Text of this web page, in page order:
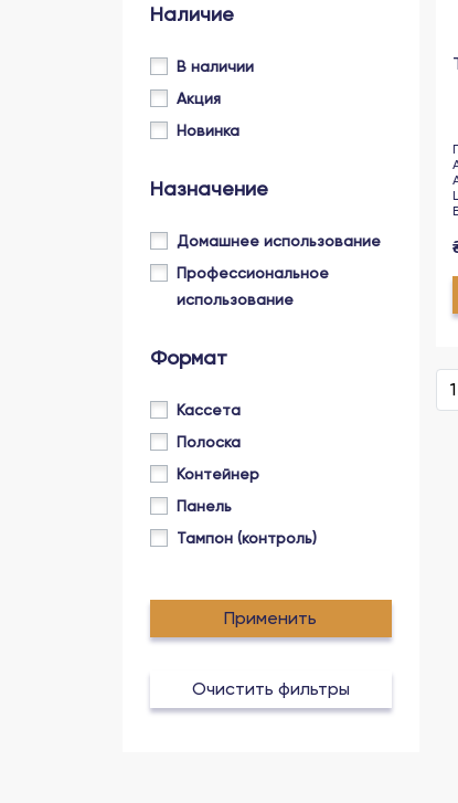
Наличие
В наличии
Акция
Новинка
Назначение
Домашнее использование
Профессиональное
использование
Формат
Кассета
Полоска
Контейнер
Панель
Тампон (контроль)
Применить
Очистить фильтры
1